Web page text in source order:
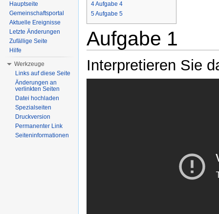
4Aufgabe 4
5Aufgabe 5
Aufgabe 1
Interpretieren Sie
Hauptseite
Gemeinschaftsportal
Aktuelle Ereignisse
Letzte Änderungen
Zufällige Seite
Hilfe
Werkzeuge
Links auf diese Seite
Änderungen an
verlinkten Seiten
Datei hochladen
Spezialseiten
Druckversion
Permanenter Link
Seiteninformationen